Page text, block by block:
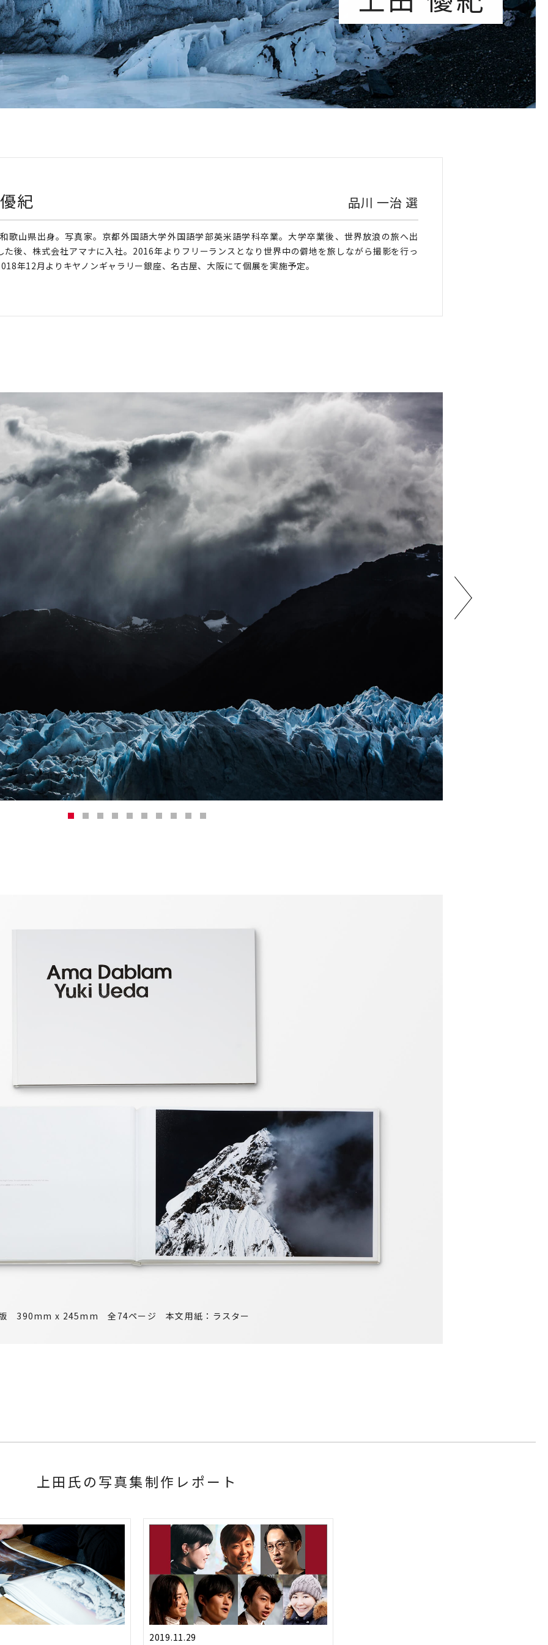
紀 品川 一治 選
歌山県出身。写真家。京都外国語大学外国語学部英米語学科卒業。大学卒業後、世界放浪の旅へ出
た後、株式会社アマナに入社。2016年よりフリーランスとなり世界中の僻地を旅しながら撮影を行っ
年12月よりキヤノンギャラリー銀座、名古屋、大阪にて個展を実施予定。
390mm x 245mm 全74ページ 本文用紙：ラスター
写真集制作レポート
2019.11.29